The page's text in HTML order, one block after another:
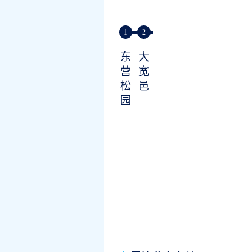
1
东
营
松
园
2
大
宽
邑